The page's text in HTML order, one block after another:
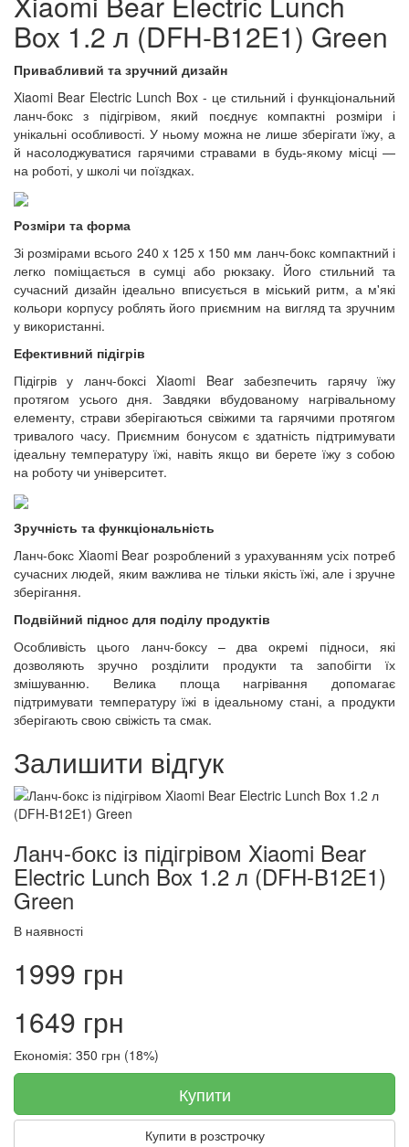
Box 1.2 л (DFH-B12E1) Green
Привабливий та зручний дизайн
Xiaomi Bear Electric Lunch Box - це стильний і функціональний
ланч-бокс з підігрівом, який поєднує компактні розміри і
унікальні особливості. У ньому можна не лише зберігати їжу, а
й насолоджуватися гарячими стравами в будь-якому місці —
на роботі, у школі чи поїздках.
Розміри та форма
Зі розмірами всього 240 x 125 x 150 мм ланч-бокс компактний і
легко поміщається в сумці або рюкзаку. Його стильний та
сучасний дизайн ідеально вписується в міський ритм, а м'які
кольори корпусу роблять його приємним на вигляд та зручним
у використанні.
Ефективний підігрів
Підігрів у ланч-боксі Xiaomi Bear забезпечить гарячу їжу
протягом усього дня. Завдяки вбудованому нагрівальному
елементу, страви зберігаються свіжими та гарячими протягом
тривалого часу. Приємним бонусом є здатність підтримувати
ідеальну температуру їжі, навіть якщо ви берете їжу з собою
на роботу чи університет.
Зручність та функціональність
Ланч-бокс Xiaomi Bear розроблений з урахуванням усіх потреб
сучасних людей, яким важлива не тільки якість їжі, але і зручне
зберігання.
Подвійний піднос для поділу продуктів
Особливість цього ланч-боксу – два окремі підноси, які
дозволяють зручно розділити продукти та запобігти їх
змішуванню. Велика площа нагрівання допомагає
підтримувати температуру їжі в ідеальному стані, а продукти
зберігають свою свіжість та смак.
Залишити відгук
Ланч-бокс із підігрівом Xiaomi Bear
Electric Lunch Box 1.2 л (DFH-B12E1)
Green
В наявності
1999 грн
1649 грн
Економія: 350 грн (18%)
Купити
Купити в розстрочку